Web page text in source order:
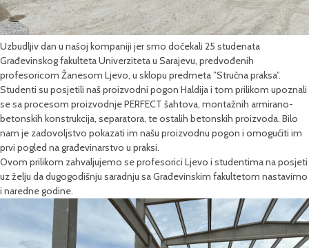
Uzbudljiv dan u našoj kompaniji jer smo dočekali 25 studenata
Građevinskog fakulteta Univerziteta u Sarajevu, predvođenih
profesoricom Žanesom Ljevo, u sklopu predmeta ”Stručna praksa”.
Studenti su posjetili naš proizvodni pogon Haldija i tom prilikom upoznali
se sa procesom proizvodnje PERFECT šahtova, montažnih armirano-
betonskih konstrukcija, separatora, te ostalih betonskih proizvoda. Bilo
nam je zadovoljstvo pokazati im našu proizvodnu pogon i omogućiti im
prvi pogled na građevinarstvo u praksi.
Ovom prilikom zahvaljujemo se profesorici Ljevo i studentima na posjeti
uz želju da dugogodišnju saradnju sa Građevinskim fakultetom nastavimo
i naredne godine.